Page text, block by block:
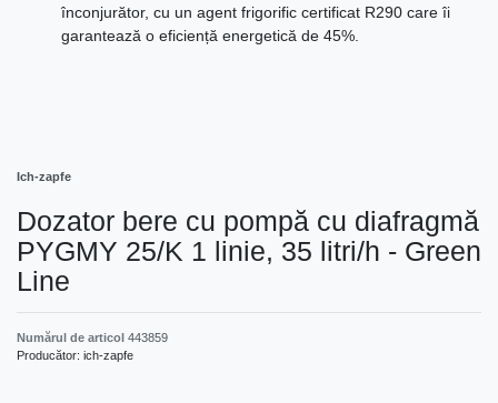
înconjurător, cu un agent frigorific certificat R290 care îi
garantează o eficiență energetică de 45%.
Ich-zapfe
Dozator bere cu pompă cu diafragmă
PYGMY 25/K 1 linie, 35 litri/h - Green
Line
Numărul de articol 443859
Producător: ich-zapfe